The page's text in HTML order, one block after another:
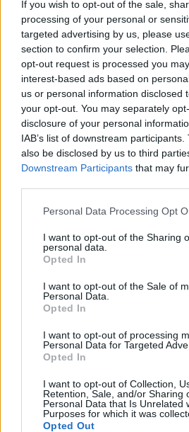
If you wish to opt-out of the sale,
processing of your personal or
targeted advertising by us, please
section to confirm your selection.
opt-out request is processed you
interest-based ads based on
us or personal information disclosed
your opt-out. You may separately
disclosure of your personal
IAB’s list of downstream
also be disclosed by us to third
Downstream Participants that may
Personal Data Processing Opt
I want to opt-out of the Sharing
personal data.
Opted In
I want to opt-out of the Sale of
Personal Data.
Opted In
I want to opt-out of processing
Personal Data for Targeted
Opted In
I want to opt-out of Collection,
Retention, Sale, and/or Sharing
Personal Data that Is Unrelated
Purposes for which it was
Opted Out
PIÙ LETTI OGGI
L'Ilva si completa
Carlucci, Bevilacqua,
7 Ago 2026